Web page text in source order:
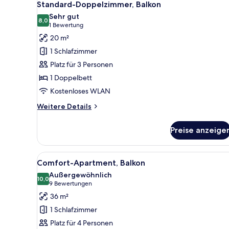
Fotos
für
Standard-
Doppelzimmer,
Balkon
anzeigen
5
Standard-Doppelzimmer, Balkon
8,08,0 von 10
Sehr gut
1 Bewertung
(1
Bewertung)
20 m²
1 Schlafzimmer
Platz für 3 Personen
1 Doppelbett
Kostenloses WLAN
Weitere Details
Weitere
Doppelzimmer,
Balkon
Preise
Alle
Fotos
für
Comfort-
Apartment,
Balkon
Ein Hotelzimmer mit einem
6
Comfort-Apartment, Balkon
10,010,0 von 10
Außergewöhnlich
9 Bewertungen
(9
Bewertungen)
36 m²
1 Schlafzimmer
Platz für 4 Personen